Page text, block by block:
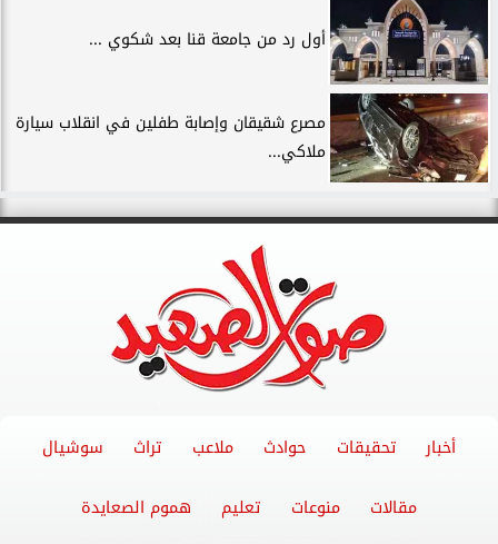
أول رد من جامعة قنا بعد شكوي ...
مصرع شقيقان وإصابة طفلين في انقلاب سيارة
ملاكي...
أخبار تحقيقات حوادث ملاعب تراث سوشيال
مقالات منوعات تعليم هموم الصعايدة